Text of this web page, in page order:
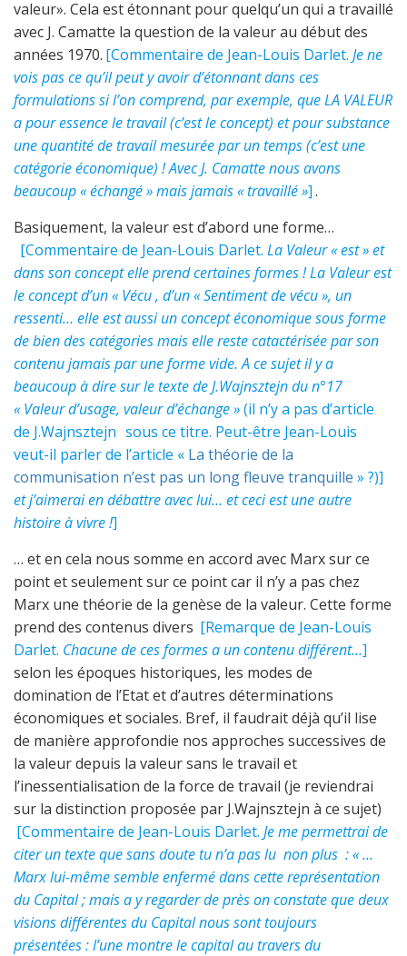
valeur». Cela est étonnant pour quelqu’un qui a travaillé
avec J. Camatte la question de la valeur au début des
années 1970. [Commentaire de Jean-Louis Darlet.Je ne
vois pas ce qu’il peut y avoir d’étonnant dans ces
formulations si l’on comprend, par exemple, que LA VALEUR
a pour essence le travail (c’est le concept) et pour substance
une quantité de travail mesurée par un temps (c’est une
catégorie économique) ! Avec J. Camatte nous avons
beaucoup « échangé » mais jamais « travaillé »].
Basiquement, la valeur est d’abord une forme…
[Commentaire de Jean-Louis Darlet.La Valeur « est » et
dans son concept elle prend certaines formes ! La Valeur est
le concept d’un « Vécu , d’un « Sentiment de vécu », un
ressenti… elle est aussi un concept économique sous forme
de bien des catégories mais elle reste catactérisée par son
contenu jamais par une forme vide. A ce sujet il y a
beaucoup à dire sur le texte de J.Wajnsztejn du n°17
« Valeur d’usage, valeur d’échange »(il n’y a pas d’article
de J.Wajnsztejn sous ce titre. Peut-être Jean-Louis
veut-il parler de l’article « La théorie de la
communisation n’est pas un long fleuve tranquille » ?)]
et j’aimerai en débattre avec lui… et ceci est une autre
histoire à vivre !]
… et en cela nous somme en accord avec Marx sur ce
point et seulement sur ce point car il n’y a pas chez
Marx une théorie de la genèse de la valeur. Cette forme
prend des contenus divers [Remarque de Jean-Louis
Darlet. Chacune de cesformes a un contenu différent…]
selon les époques historiques, les modes de
domination de l’Etat et d’autres déterminations
économiques et sociales. Bref, il faudrait déjà qu’il lise
de manière approfondie nos approches successives de
la valeur depuis la valeur sans le travail et
l’inessentialisation de la force de travail (je reviendrai
sur la distinction proposée par J.Wajnsztejn à ce sujet)
[Commentaire de Jean-Louis Darlet. Je me permettrai de
citer un texte que sans doute tu n’a pas lu non plus : « …
Marx lui-même semble enfermé dans cette représentation
du Capital ; mais a y regarder de près on constate que deux
visions différentes du Capital nous sont toujours
présentées : l’une montre le capital au travers du